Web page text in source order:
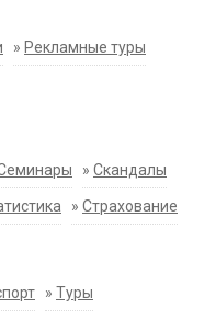
» Рекламные туры
» Скандалы
» Страхование
» Туры